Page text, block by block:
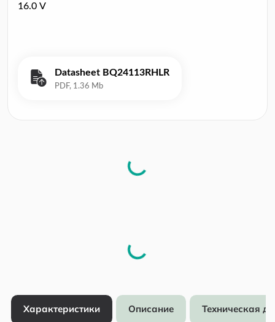
16.0 V
Datasheet BQ24113RHLR
Характеристики Описание Техническая